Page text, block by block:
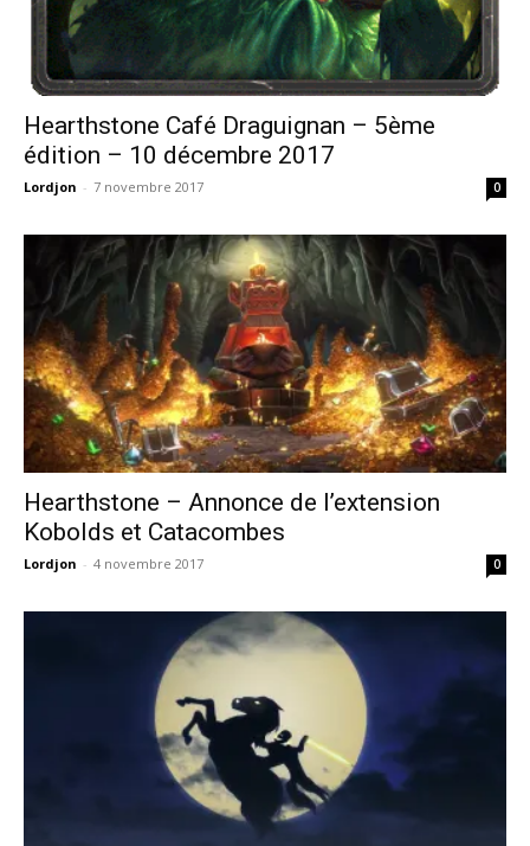
Hearthstone Café Draguignan – 5ème
édition – 10 décembre 2017
Lordjon - 7 novembre 2017 0
Hearthstone – Annonce de l’extension
Kobolds et Catacombes
Lordjon - 4 novembre 2017 0